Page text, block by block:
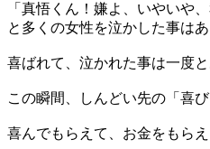
「真悟くん！嫌よ、いやいや
と多くの女性を泣かした事はあ
喜ばれて、泣かれた事は一度
この瞬間、しんどい先の「喜び
喜んでもらえて、お金をもらえ